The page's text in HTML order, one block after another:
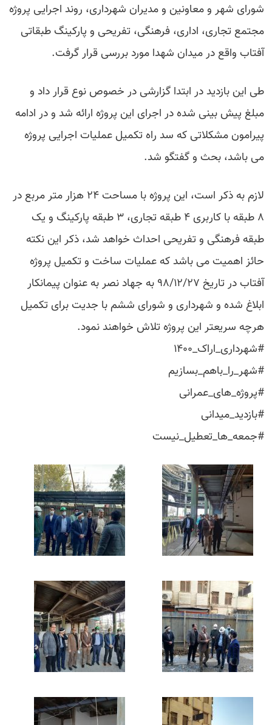
شورای شهر و معاونین و مدیران شهرداری، روند اجرایی پروژه
مجتمع تجاری، اداری، فرهنگی، تفریحی و پارکینگ طبقاتی
آفتاب واقع در میدان شهدا مورد بررسی قرار گرفت.
طی این بازدید در ابتدا گزارشی در خصوص نوع قرار داد و
مبلغ پیش بینی شده در اجرای این پروژه ارائه شد و در ادامه
پیرامون مشکلاتی که سد راه تکمیل عملیات اجرایی پروژه
می باشد، بحث و گفتگو شد.
لازم به ذکر است، این پروژه با مساحت ۲۴ هزار متر مربع در
۸ طبقه با کاربری ۴ طبقه تجاری، ۳ طبقه پارکینگ و یک
طبقه فرهنگی و تفریحی احداث خواهد شد، ذکر این نکته
حائز اهمیت می باشد که عملیات ساخت و تکمیل پروژه
آفتاب در تاریخ ۹۸/۱۲/۲۷ به جهاد نصر به عنوان پیمانکار
ابلاغ شده و شهرداری و شورای ششم با جدیت برای تکمیل
هرچه سریعتر این پروژه تلاش خواهند نمود.
#شهرداری_اراک_۱۴۰۰
#شهر_را_باهم_بسازیم
#پروژه_های_عمرانی
#بازدید_میدانی
#جمعه_ها_تعطیل_نیست